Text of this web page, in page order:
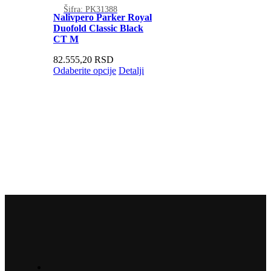
Šifra: PK31388
Nalivpero Parker Royal
Duofold Classic Black
CT M
82.555,20 RSD
Odaberite opcije Detalji